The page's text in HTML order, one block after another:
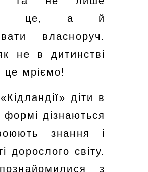
це, а й
власноруч.
не в дитинстві
це мріємо!
діти в
формі дізнаються
знання і
дорослого світу.
з